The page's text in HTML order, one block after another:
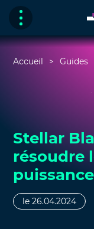
Accueil Guides
Stellar
résoudre
le 26.04.2024